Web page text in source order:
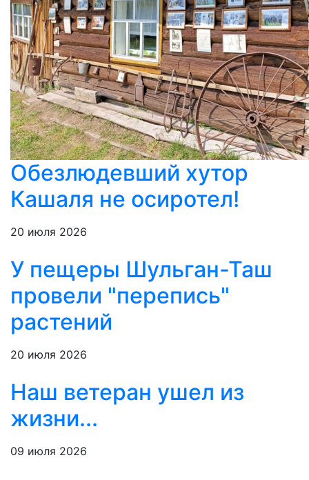
Обезлюдевший хутор
Кашаля не осиротел!
20 июля 2026
У пещеры Шульган-Таш
провели "перепись"
растений
20 июля 2026
Наш ветеран ушел из
жизни...
09 июля 2026